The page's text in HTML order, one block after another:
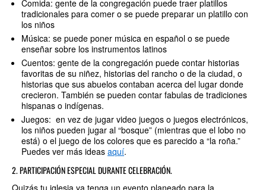
Comida: gente de la congregación puede traer platillos
tradicionales para comer o se puede preparar un platillo con
los niños
Música: se puede poner música en español o se puede
enseñar sobre los instrumentos latinos
Cuentos: gente de la congregación puede contar historias
favoritas de su niñez, historias del rancho o de la ciudad, o
historias que sus abuelos contaban acerca del lugar donde
crecieron. También se pueden contar fabulas de tradiciones
hispanas o indígenas.
Juegos: en vez de jugar video juegos o juegos electrónicos,
los niños pueden jugar al “bosque” (mientras que el lobo no
está) o el juego de los colores que es parecido a “la roña.”
Puedes ver más ideas aquí.
2. PARTICIPACIÓN ESPECIAL DURANTE CELEBRACIÓN.